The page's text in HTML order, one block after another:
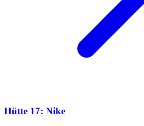
Hütte 17: Nike